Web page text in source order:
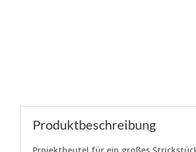
Produktbeschreibung